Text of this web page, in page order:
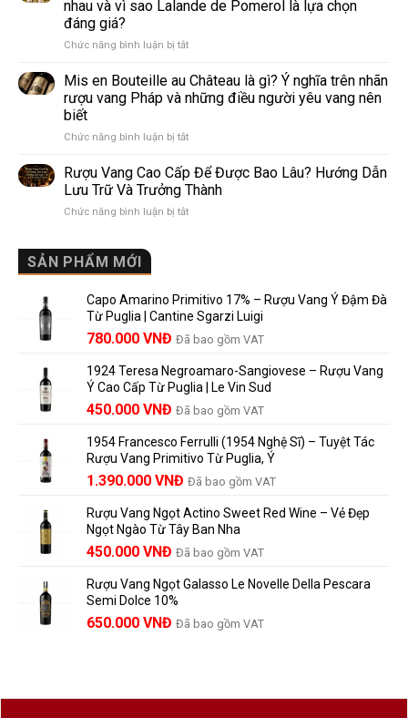
thế
Wine
Nhau
Thế
Nào?
10
So
Dễ
Hiểu
Người
nhau và vì sao Lalande de Pomerol là lựa chọn
đáng giá?
Chức năng bình luận bị tắtở
và
Lalande
de
Điểm
khác
nhau
và
vì
lựa
chọn
đáng
Mis en Bouteille au Château là gì? Ý nghĩa trên nhãn
rượu vang Pháp và những điều người yêu vang nên
biết
Chức năng bình luận bị tắtở
en
Bouteille
au
Château
nhãn
rượu
vang
và
những
người
vang
nên
biết
Rượu Vang Cao Cấp Để Được Bao Lâu? Hướng Dẫn
Lưu Trữ Và Trưởng Thành
Chức năng bình luận bị tắtở
Được
Bao
Lâu?
Hướng
Lưu
Trữ
Và
Thành
SẢN PHẨM MỚI
Capo Amarino Primitivo 17% – Rượu Vang Ý Đậm Đà
Từ Puglia | Cantine Sgarzi Luigi
Giá
là:
858.000 VNĐ.
780.000 VNĐ Giá
tại
là:
780.000 VNĐ.
Đã bao gồm VAT
1924 Teresa Negroamaro-Sangiovese – Rượu Vang
Ý Cao Cấp Từ Puglia | Le Vin Sud
Giá
là:
495.000 VNĐ.
450.000 VNĐ Giá
tại
là:
450.000 VNĐ.
Đã bao gồm VAT
1954 Francesco Ferrulli (1954 Nghệ Sĩ) – Tuyệt Tác
Rượu Vang Primitivo Từ Puglia, Ý
Giá
là:
1.529.000 VNĐ.
1.390.000 VNĐ Giá
tại
là:
1.390.000 VNĐ.
Đã bao gồm VAT
Rượu Vang Ngọt Actino Sweet Red Wine – Vẻ Đẹp
Ngọt Ngào Từ Tây Ban Nha
450.000 VNĐ Đã bao gồm VAT
Rượu Vang Ngọt Galasso Le Novelle Della Pescara
Semi Dolce 10%
650.000 VNĐ Đã bao gồm VAT